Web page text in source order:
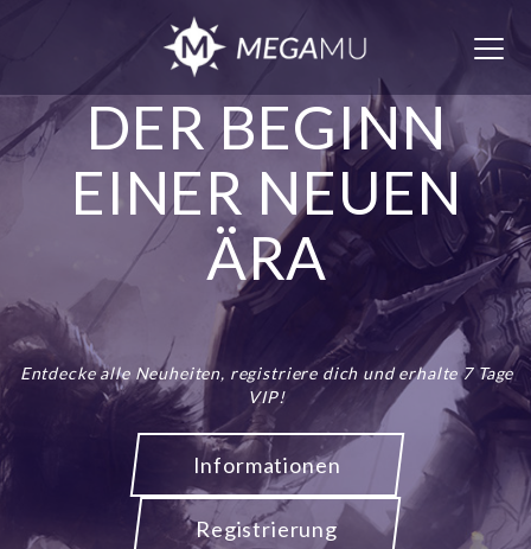
DER BEGINN
EINER NEUEN
ÄRA
Entdecke alle Neuheiten, registriere dich und erhalte 7 Tage
VIP!
Informationen
Registrierung